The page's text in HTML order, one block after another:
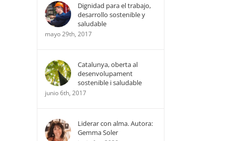
Dignidad para el trabajo,
desarrollo sostenible y
saludable
mayo 29th, 2017
Catalunya, oberta al
desenvolupament
sostenible i saludable
junio 6th, 2017
Liderar con alma. Autora:
Gemma Soler